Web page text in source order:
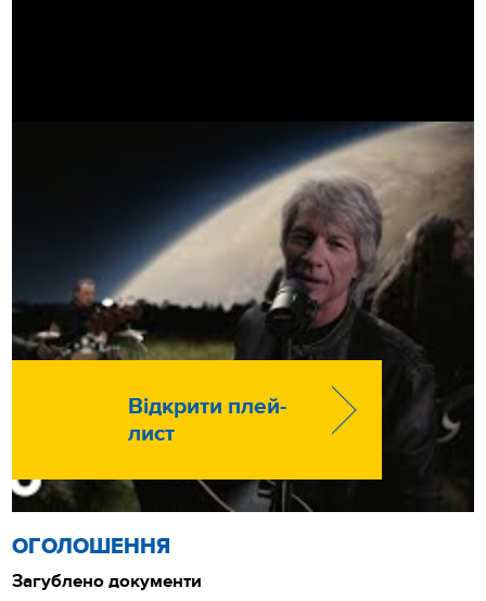
Відкрити плей-
лист
ОГОЛОШЕННЯ
Загублено документи